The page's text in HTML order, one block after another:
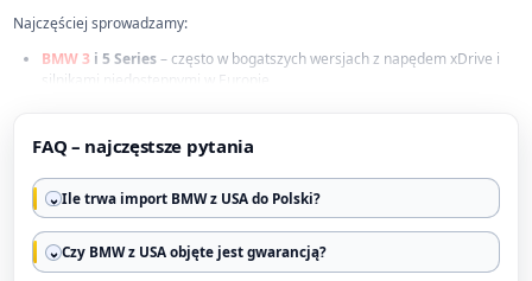
Najczęściej sprowadzamy:
BMW 3 i 5 Series– często w bogatszych wersjach z napędem xDrive i
silnikami niedostępnymi w Europie,
bezwypadkowe,
Modele M
niedostępne lub kosztują o 30–50% więcej,
BMW i3, i8, iX – idealne na miejską elektryczną rewolucję w dobrym
stylu,
FAQ – najczęstsze pytania
Ile trwa import BMW z USA do Polski?
Czy BMW z USA objęte jest gwarancją?